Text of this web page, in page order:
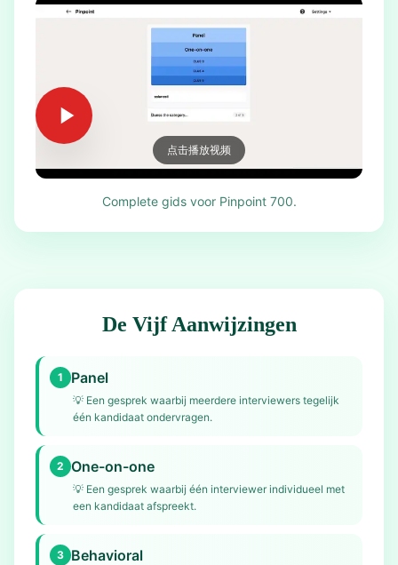
点击播放视频
Complete gids voor Pinpoint 700.
De Vijf Aanwijzingen
1 Panel
💡 Een gesprek waarbij meerdere interviewers tegelijk
één kandidaat ondervragen.
2 One-on-one
💡 Een gesprek waarbij één interviewer individueel met
een kandidaat afspreekt.
3 Behavioral